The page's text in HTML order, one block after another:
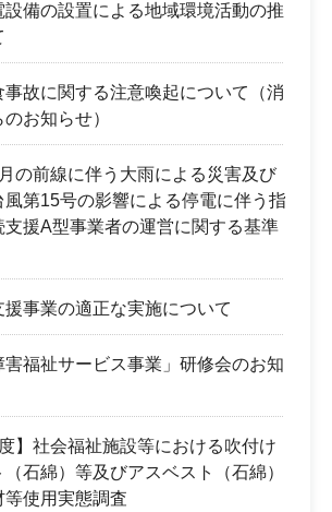
設備の設置による地域環境活動の推
事故に関する注意喚起について（消
お知らせ）
の前線に伴う大雨による災害及び
風第15号の影響による停電に伴う指
支援A型事業者の運営に関する基準
援事業の適正な実施について
害福祉サービス事業」研修会のお知
度】社会福祉施設等における吹付け
石綿）等及びアスベスト（石綿）
等使用実態調査